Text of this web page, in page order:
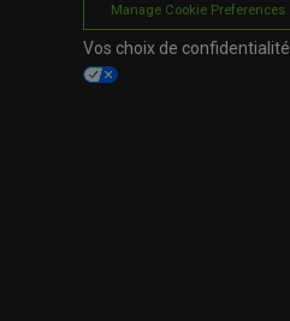
Manage Cookie Preferences
Vos choix de confidentialité